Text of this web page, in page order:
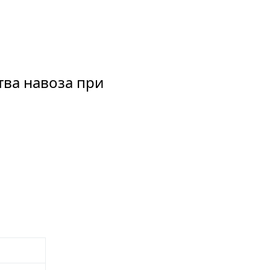
навоза при